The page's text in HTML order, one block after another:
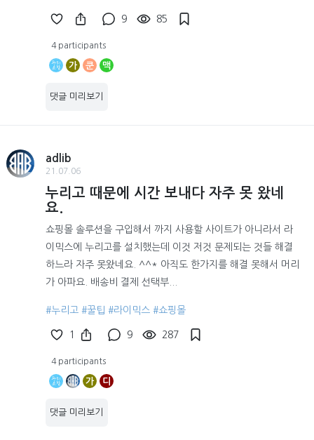
9 85
4 participants
가 쿤 맥
댓글 미리보기
adlib
21.07.06
누리고 때문에 시간 보내다 자주 못 왔네
요.
쇼핑몰 솔루션을 구입해서 까지 사용할 사이트가 아니라서 라
이믹스에 누리고를 설치했는데 이것 저것 문제되는 것들 해결
하느라 자주 못왔네요. ^^* 아직도 한가지를 해결 못해서 머리
가 아파요. 배송비 결제 선택부...
#누리고 #꿀팁 #라이믹스 #쇼핑몰
1 9 287
4 participants
가 디
댓글 미리보기